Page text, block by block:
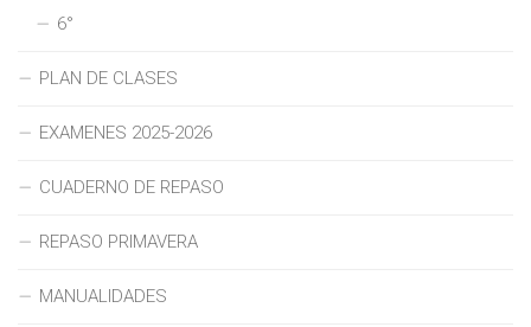
6°
PLAN DE CLASES
EXAMENES 2025-2026
CUADERNO DE REPASO
REPASO PRIMAVERA
MANUALIDADES